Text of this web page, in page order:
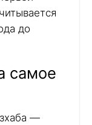
до
самое
—